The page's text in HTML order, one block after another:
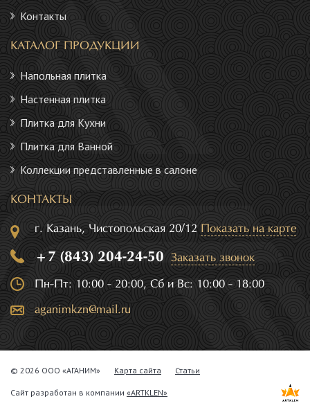
Контакты
КАТАЛОГ ПРОДУКЦИИ
Напольная плитка
Настенная плитка
Плитка для Кухни
Плитка для Ванной
Коллекции представленные в салоне
КОНТАКТЫ
г. Казань, Чистопольская 20/12 Показать на карте
+7 (843) 204-24-50 Заказать звонок
Пн-Пт: 10:00 - 20:00, Сб и Вс: 10:00 - 18:00
aganimkzn@mail.ru
© 2026 ООО «АГАНИМ» Карта сайта Статьи
Сайт разработан в компании «ARTKLEN»